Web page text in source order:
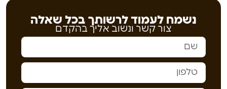
נשמח לעמוד לרשותך בכל שאלה
צור קשר ונשוב אליך בהקדם